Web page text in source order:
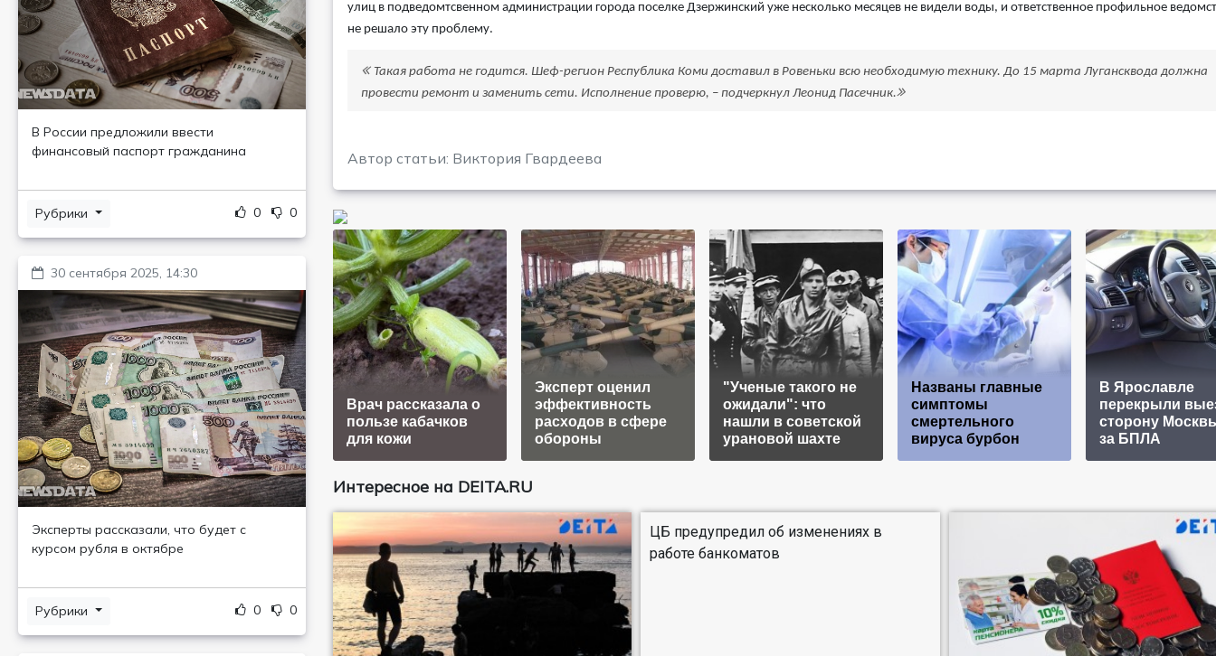
В России предложили ввести
финансовый паспорт гражданина
Рубрики 0 0
30 сентября 2025, 14:30
Эксперты рассказали, что будет с
курсом рубля в октябре
Рубрики 0 0
улиц в подведомтсвенном администрации города поселке Дзержинский уже несколько месяцев не видели воды, и ответственное профильное
не решало эту проблему.
Такая работа не годится. Шеф-регион Республика Коми доставил в Ровеньки всю необходимую технику. До 15 марта Лугансквода должна
провести ремонт и заменить сети. Исполнение проверю, – подчеркнул Леонид Пасечник.
Автор статьи: Виктория Гвардеева
Врач рассказала о
пользе кабачков
для кожи
Эксперт оценил
эффективность
расходов в сфере
обороны
"Ученые такого не
ожидали": что
нашли в советской
урановой шахте
Названы главные
симптомы
смертельного
вируса бурбон
В Ярославле
перекрыли
сторону
за БПЛА
Интересное на DEITA.RU
ЦБ предупредил об изменениях в
работе банкоматов